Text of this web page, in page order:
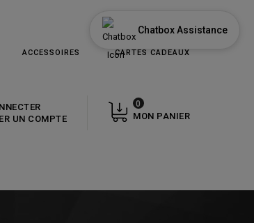
ACCESSOIRES CARTES CADEAUX
MON PANIER
0
UN COMPTE
Chatbox Assistance